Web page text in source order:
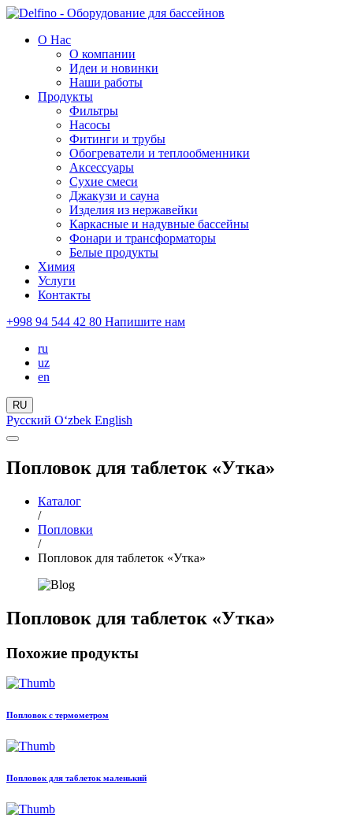
О Нас
О компании
Идеи и новинки
Наши работы
Продукты
Фильтры
Насосы
Фитинги и трубы
Обогреватели и теплообменники
Аксессуары
Сухие смеси
Джакузи и сауна
Изделия из нержавейки
Каркасные и надувные бассейны
Фонари и трансформаторы
Белые продукты
Химия
Услуги
Контакты
+998 94 544 42 80 Напишите нам
ru
uz
en
RU
Русский Oʻzbek English
Попловок для таблеток «Утка»
Каталог
/
Попловки
/
Попловок для таблеток «Утка»
Попловок для таблеток «Утка»
Похожие продукты
Попловок с термометром
Попловок для таблеток маленький